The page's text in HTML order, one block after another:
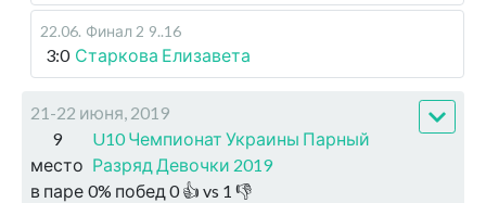
22.06. Финал 2 9..16
3:0 Старкова Елизавета
21-22 июня, 2019
9
место
U10 Чемпионат Украины Парный
Разряд Девочки 2019
в паре 0% побед 0👍 vs 1 👎